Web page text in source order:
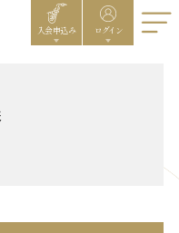
入会申込み ログイン